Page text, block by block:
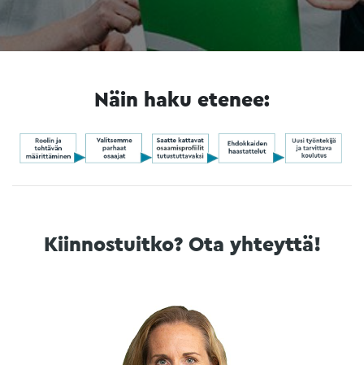
Näin haku etenee:
Kiinnostuitko? Ota yhteyttä!